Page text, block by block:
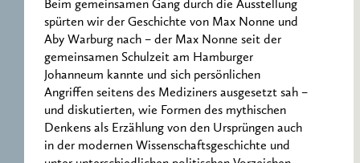
Beim gemeinsamen Gang durch die Ausstellung
spürten wir der Geschichte von Max Nonne und
Aby Warburg nach – der Max Nonne seit der
gemeinsamen Schulzeit am Hamburger
Johanneum kannte und sich persönlichen
Angriffen seitens des Mediziners ausgesetzt sah –
und diskutierten, wie Formen des mythischen
Denkens als Erzählung von den Ursprüngen auch
in der modernen Wissenschaftsgeschichte und